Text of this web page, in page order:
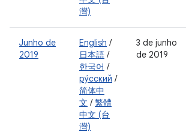
灣)
Junho de
2019
English /
日本語 /
한국어 /
ру́сский /
简体中
文 /繁體
中文 (台
灣)
3 de junho
de 2019